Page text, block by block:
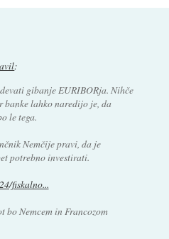
:
gibanje EURIBORja. Nihče
banke lahko naredijo je, da
le tega.
Nemčije pravi, da je
potrebno investirati.
fiskalno...
bo Nemcem in Francozom